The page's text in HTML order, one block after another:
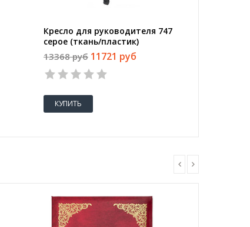
Кресло для руководителя 747
серое (ткань/пластик)
13368 руб 11721 руб
КУПИТЬ